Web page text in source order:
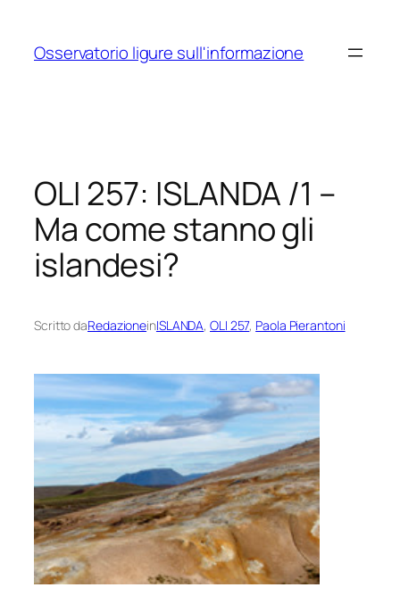
contenuto
Osservatorio ligure sull'informazione
OLI 257: ISLANDA /1 –
Ma come stanno gli
islandesi?
Scritto daRedazioneinISLANDA, OLI 257, Paola Pierantoni